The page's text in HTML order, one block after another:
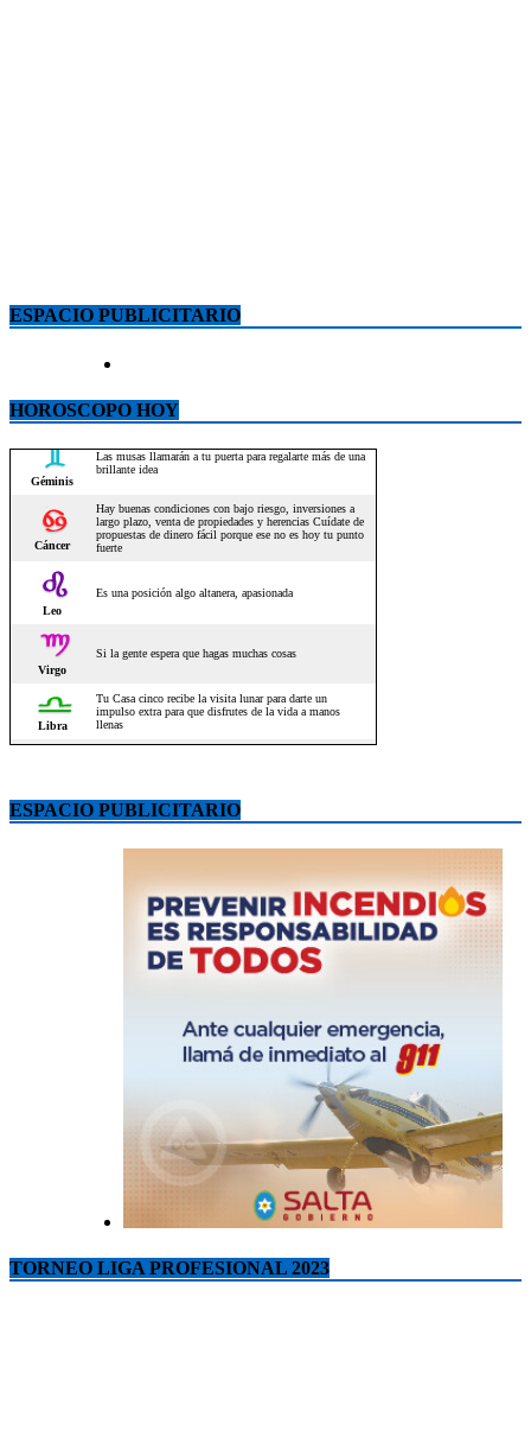
ESPACIO PUBLICITARIO
HOROSCOPO HOY
ESPACIO PUBLICITARIO
TORNEO LIGA PROFESIONAL 2023